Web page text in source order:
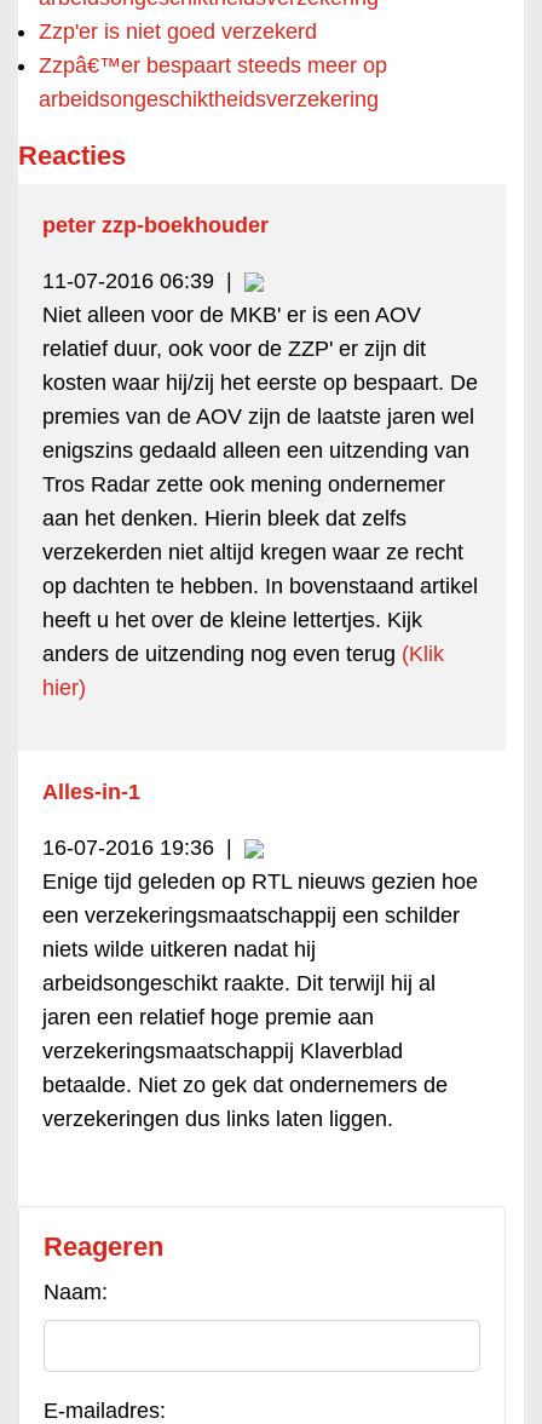
Zzp'er is niet goed verzekerd
Zzpâ€™er bespaart steeds meer op
arbeidsongeschiktheidsverzekering
Reacties
peter zzp-boekhouder
11-07-2016 06:39
Niet alleen voor de MKB' er is een AOV
relatief duur, ook voor de ZZP' er zijn dit
kosten waar hij/zij het eerste op bespaart. De
premies van de AOV zijn de laatste jaren wel
enigszins gedaald alleen een uitzending van
Tros Radar zette ook mening ondernemer
aan het denken. Hierin bleek dat zelfs
verzekerden niet altijd kregen waar ze recht
op dachten te hebben. In bovenstaand artikel
heeft u het over de kleine lettertjes. Kijk
anders de uitzending nog even terug (Klik
hier)
Alles-in-1
16-07-2016 19:36
Enige tijd geleden op RTL nieuws gezien hoe
een verzekeringsmaatschappij een schilder
niets wilde uitkeren nadat hij
arbeidsongeschikt raakte. Dit terwijl hij al
jaren een relatief hoge premie aan
verzekeringsmaatschappij Klaverblad
betaalde. Niet zo gek dat ondernemers de
verzekeringen dus links laten liggen.
Reageren
Naam:
E-mailadres: